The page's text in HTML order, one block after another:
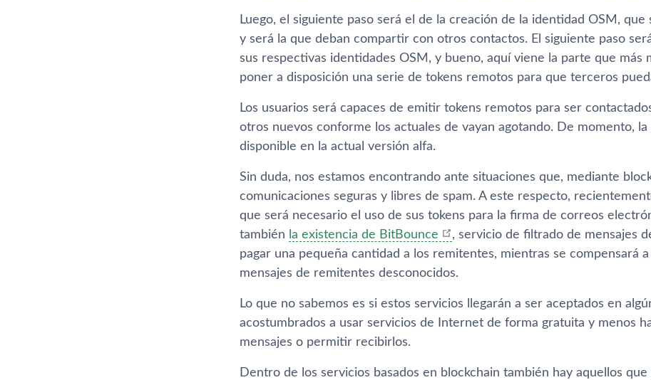
Luego, el siguiente paso será el de la creación de la identidad OSM,
y será la que deban compartir con otros contactos. El siguiente paso
sus respectivas identidades OSM, y bueno, aquí viene la parte que más
poner a disposición una serie de tokens remotos para que terceros
Los usuarios será capaces de emitir tokens remotos para ser
otros nuevos conforme los actuales de vayan agotando. De momento,
disponible en la actual versión alfa.
Sin duda, nos estamos encontrando ante situaciones que, mediante
comunicaciones seguras y libres de spam. A este respecto,
que será necesario el uso de sus tokens para la firma de correos
también la existencia de BitBounce
, servicio de filtrado de mensajes
pagar una pequeña cantidad a los remitentes, mientras se compensará
mensajes de remitentes desconocidos.
Lo que no sabemos es si estos servicios llegarán a ser aceptados en
acostumbrados a usar servicios de Internet de forma gratuita y menos
mensajes o permitir recibirlos.
Dentro de los servicios basados en blockchain también hay aquellos que